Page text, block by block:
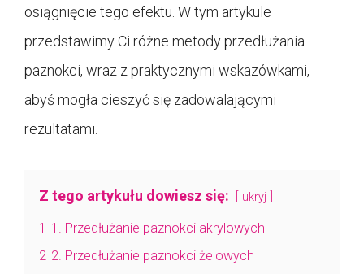
osiągnięcie tego efektu. W tym artykule
przedstawimy Ci różne metody przedłużania
paznokci, wraz z praktycznymi wskazówkami,
abyś mogła cieszyć się zadowalającymi
rezultatami.
Z tego artykułu dowiesz się: ukryj
1 1. Przedłużanie paznokci akrylowych
2 2. Przedłużanie paznokci żelowych